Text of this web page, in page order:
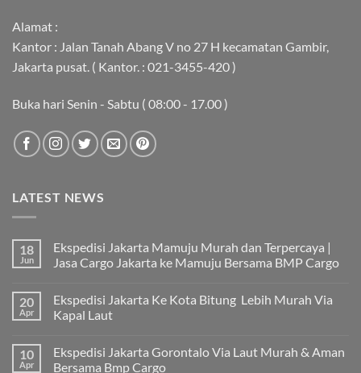
Alamat :
Kantor : Jalan Tanah Abang V no 27 H kecamatan Gambir,
Jakarta pusat. ( Kantor. : 021-3455-420 )
Buka hari Senin - Sabtu ( 08:00 - 17.00 )
LATEST NEWS
18
Jun
Ekspedisi Jakarta Mamuju Murah dan Terpercaya |
Jasa Cargo Jakarta ke Mamuju Bersama BMP Cargo
komentar
pada
Ekspedisi
Murah
dan
20
Apr
Ekspedisi Jakarta Ke Kota Bitung Lebih Murah Via
Kapal Laut
komentar
pada
10
Apr
Ekspedisi Jakarta Gorontalo Via Laut Murah & Aman
Bersama Bmp Cargo